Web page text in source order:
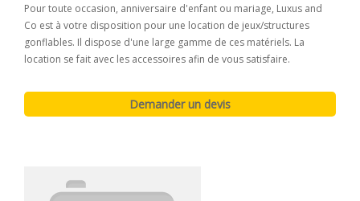
Pour toute occasion, anniversaire d'enfant ou mariage, Luxus and
Co est à votre disposition pour une location de jeux/structures
gonflables. Il dispose d'une large gamme de ces matériels. La
location se fait avec les accessoires afin de vous satisfaire.